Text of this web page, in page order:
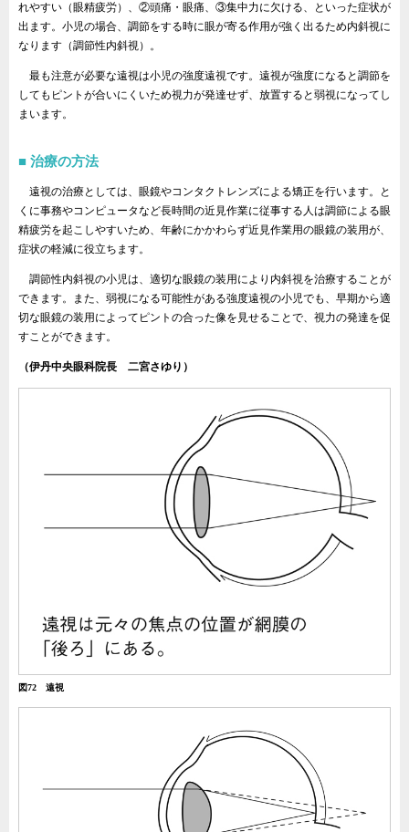
れやすい（眼精疲労）、②頭痛・眼痛、③集中力に欠ける、といった症状が
出ます。小児の場合、調節をする時に眼が寄る作用が強く出るため内斜視に
なります（調節性内斜視）。
最も注意が必要な遠視は小児の強度遠視です。遠視が強度になると調節を
してもピントが合いにくいため視力が発達せず、放置すると弱視になってし
まいます。
治療の方法
遠視の治療としては、眼鏡やコンタクトレンズによる矯正を行います。と
くに事務やコンピュータなど長時間の近見作業に従事する人は調節による眼
精疲労を起こしやすいため、年齢にかかわらず近見作業用の眼鏡の装用が、
症状の軽減に役立ちます。
調節性内斜視の小児は、適切な眼鏡の装用により内斜視を治療することが
できます。また、弱視になる可能性がある強度遠視の小児でも、早期から適
切な眼鏡の装用によってピントの合った像を見せることで、視力の発達を促
すことができます。
（伊丹中央眼科院長 二宮さゆり）
図72 遠視